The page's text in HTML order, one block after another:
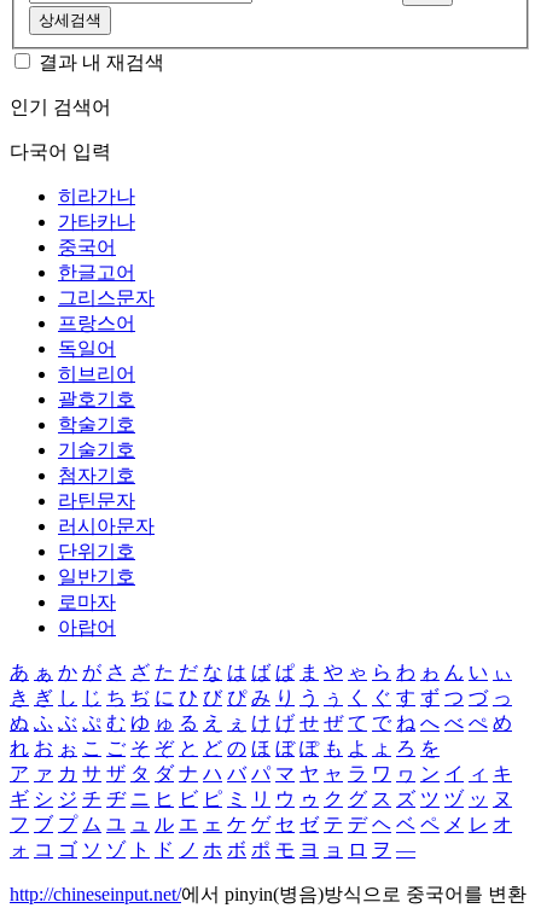
상세검색
결과 내 재검색
인기 검색어
다국어 입력
히라가나
가타카나
중국어
한글고어
그리스문자
프랑스어
독일어
히브리어
괄호기호
학술기호
기술기호
첨자기호
라틴문자
러시아문자
단위기호
일반기호
로마자
아랍어
あ ぁ か が さ ざ た だ な は ば ぱ ま や ゃ ら わ ゎ ん い ぃ
き ぎ し じ ち ぢ に ひ び ぴ み り う ぅ く ぐ す ず つ づ っ
ぬ ふ ぶ ぷ む ゆ ゅ る え ぇ け げ せ ぜ て で ね へ べ ぺ め
れ お ぉ こ ご そ ぞ と ど の ほ ぼ ぽ も よ ょ ろ を
ア ァ カ サ ザ タ ダ ナ ハ バ パ マ ヤ ャ ラ ワ ヮ ン イ ィ キ
ギ シ ジ チ ヂ ニ ヒ ビ ピ ミ リ ウ ゥ ク グ ス ズ ツ ヅ ッ ヌ
フ ブ プ ム ユ ュ ル エ ェ ケ ゲ セ ゼ テ デ ヘ ベ ペ メ レ オ
ォ コ ゴ ソ ゾ ト ド ノ ホ ボ ポ モ ヨ ョ ロ ヲ ―
http://chineseinput.net/에서 pinyin(병음)방식으로 중국어를 변환